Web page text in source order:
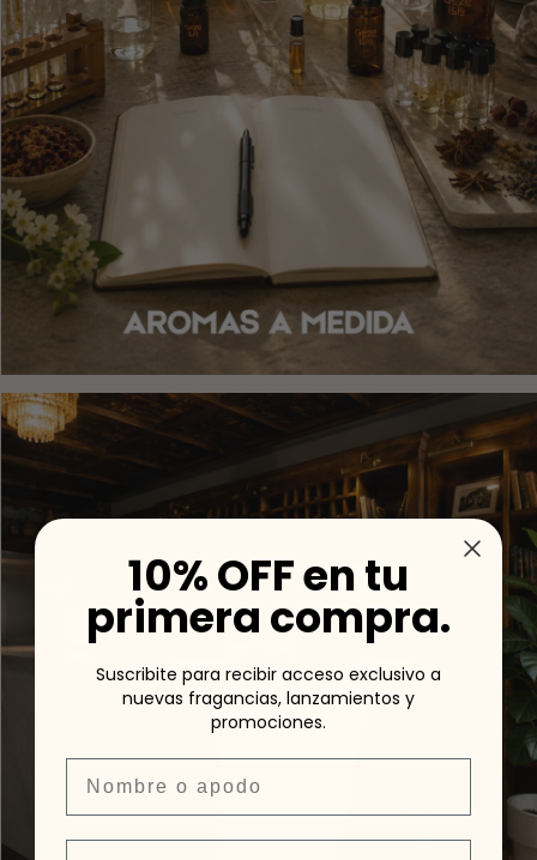
10% OFF en tu
primera compra.
Suscribite para recibir acceso exclusivo a
nuevas fragancias, lanzamientos y
promociones.